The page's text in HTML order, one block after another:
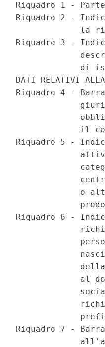
Riquadro 1 -
Riquadro 2 -
la
Riquadro 3 -
di
DATI RELATIVI
Riquadro 4 -
il
Riquadro 5 -
o
Riquadro 6 -
al
Riquadro 7 -